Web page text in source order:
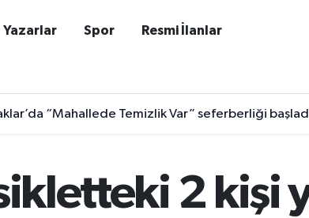
Yazarlar Spor Resmi İlanlar
“Mahallede Temizlik Var” seferberliği
2 kişi